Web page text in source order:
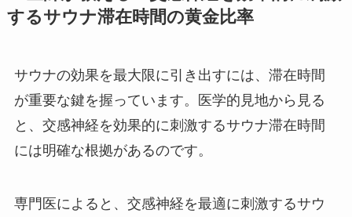
するサウナ滞在時間の黄金比率
サウナの効果を最大限に引き出すには、滞在時間
が重要な鍵を握っています。医学的見地から見る
と、交感神経を効果的に刺激するサウナ滞在時間
には明確な根拠があるのです。
専門医によると、交感神経を最適に刺激するサウ